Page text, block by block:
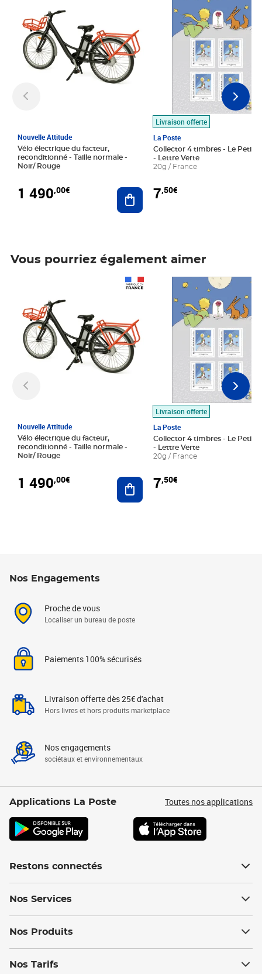
Nouvelle Attitude
Vélo électrique du facteur,
reconditionné - Taille normale -
Noir/ Rouge
1 490,00€ Ajouter au panier
Livraison offerte
La Poste
Collector 4 timbres - Le Petit
- Lettre Verte
20g / France
7,50€
Vous pourriez également aimer
Nouvelle Attitude
Vélo électrique du facteur,
reconditionné - Taille normale -
Noir/ Rouge
1 490,00€ Ajouter au panier
Livraison offerte
La Poste
Collector 4 timbres - Le Petit
- Lettre Verte
20g / France
7,50€
Prix 7,50€
Nos Engagements
Proche de vous
Localiser un bureau de poste
Paiements 100% sécurisés
Livraison offerte dès 25€ d'achat
Hors livres et hors produits marketplace
Nos engagements
sociétaux et environnementaux
Applications La Poste Toutes nos applications
Restons connectés
Nos Services
Nos Produits
Nos Tarifs